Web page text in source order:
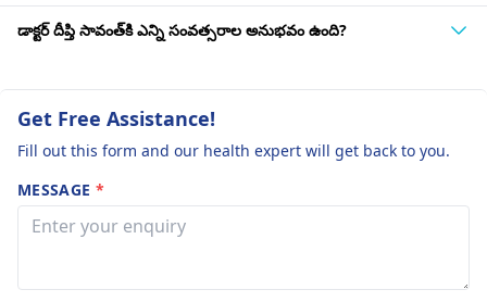
డాక్టర్ దీప్తి సావంత్‌కి ఎన్ని సంవత్సరాల అనుభవం ఉంది?
Get Free Assistance!
Fill out this form and our health expert will get back to you.
MESSAGE *